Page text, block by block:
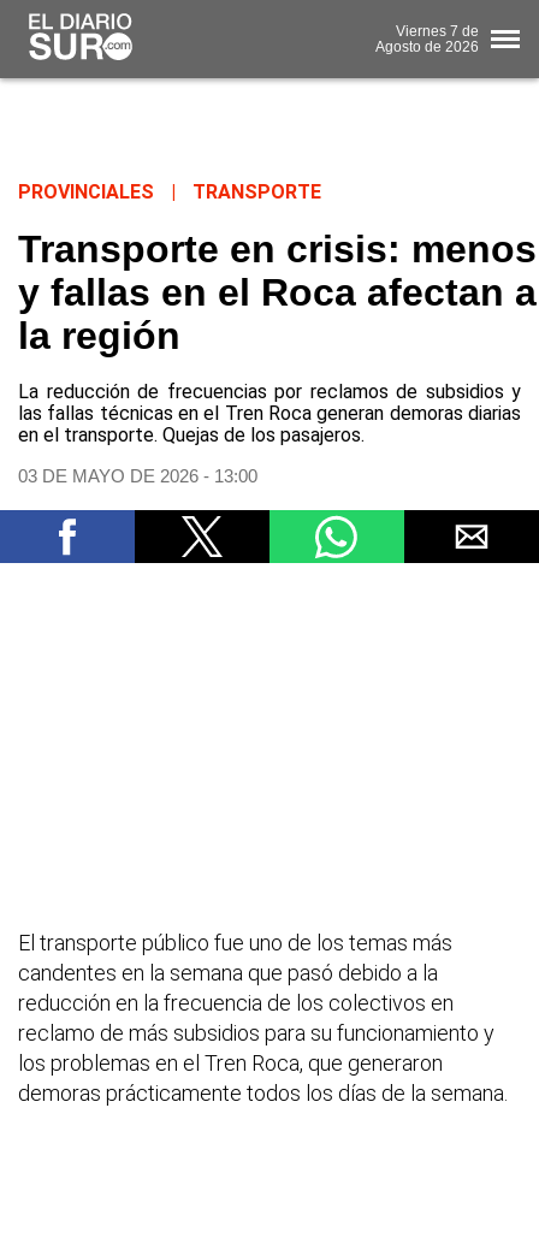
Viernes 7 de
Agosto de 2026
PROVINCIALES TRANSPORTE
Transporte en crisis:
y fallas en el Roca afectan
la región
La reducción de frecuencias por reclamos de subsidios y
las fallas técnicas en el Tren Roca generan demoras diarias
en el transporte. Quejas de los pasajeros.
03 DE MAYO DE 2026 - 13:00
El transporte público fue uno de los temas más
candentes en la semana que pasó debido a la
reducción en la frecuencia de los colectivos en
reclamo de más subsidios para su funcionamiento y
los problemas en el Tren Roca, que generaron
demoras prácticamente todos los días de la semana.